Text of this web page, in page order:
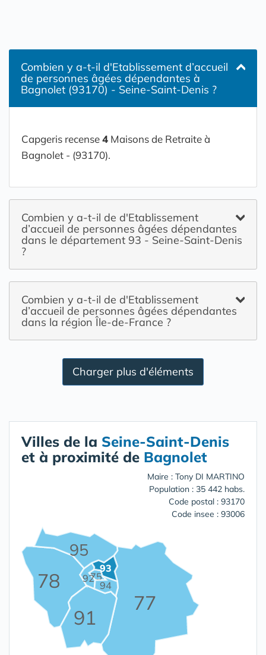
Combien y a-t-il d'Etablissement d’accueil
de personnes âgées dépendantes à
Bagnolet (93170) - Seine-Saint-Denis ?
Capgeris recense4 Maisons de Retraite à
Bagnolet - (93170).
Combien y a-t-il de d'Etablissement
d’accueil de personnes âgées dépendantes
dans le département 93 - Seine-Saint-Denis
?
Combien y a-t-il de d'Etablissement
d’accueil de personnes âgées dépendantes
dans la région Île-de-France ?
Charger plus d'éléments
Villes de la Seine-Saint-Denis
et à proximité de Bagnolet
Maire : Tony DI MARTINO
Population : 35 442 habs.
Code postal : 93170
Code insee : 93006
75
77
78
91
92
93
94
95